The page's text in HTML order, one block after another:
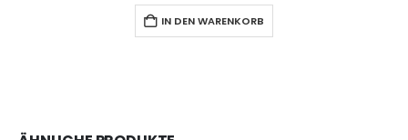
IN DEN WARENKORB